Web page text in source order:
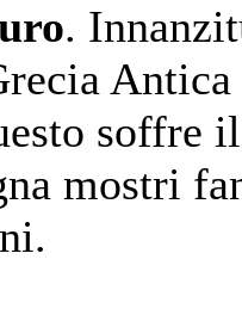
.
soffre
mostri